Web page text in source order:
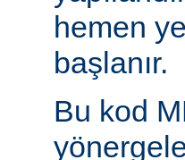
hemen
başlanır.
Bu kod